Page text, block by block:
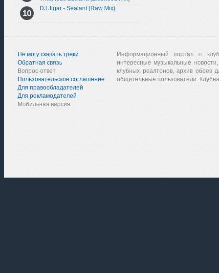
DJ Jigar - Sealant (Raw Mix)
Не могу скачать треки
Обратная связь
Вопрос-ответ
Пользовательское соглашение
Для правообладателей
Для рекламодателей
Мобильная версия
Информационный портал о
интересные музыкальные
клубных реалтонов, архив обоев
общительные пользователи.